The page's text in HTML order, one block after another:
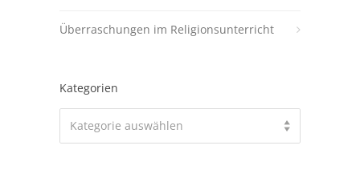
Überraschungen im Religionsunterricht
Kategorien
Kategorien
Kategorie auswählen